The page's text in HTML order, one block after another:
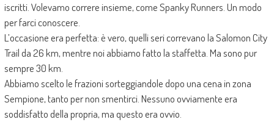
iscritti. Volevamo correre insieme, come Spanky Runners. Un modo
per farci conoscere.
L’occasione era perfetta: è vero, quelli seri correvano la Salomon City
Trail da 26 km, mentre noi abbiamo fatto la staffetta. Ma sono pur
sempre 30 km.
Abbiamo scelto le frazioni sorteggiandole dopo una cena in zona
Sempione, tanto per non smentirci. Nessuno ovviamente era
soddisfatto della propria, ma questo era ovvio.